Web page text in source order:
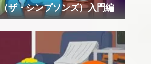
ザ・シンプソンズ）入門編